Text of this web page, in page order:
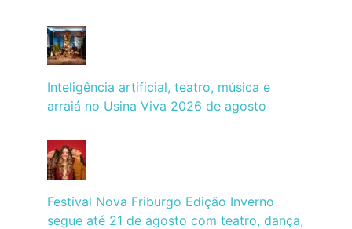
Inteligência artificial, teatro, música e
arraiá no Usina Viva 2026 de agosto
Festival Nova Friburgo Edição Inverno
segue até 21 de agosto com teatro, dança,